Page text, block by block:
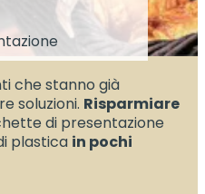
che stanno già
soluzioni. Risparmiare
di presentazione
plastica in pochi